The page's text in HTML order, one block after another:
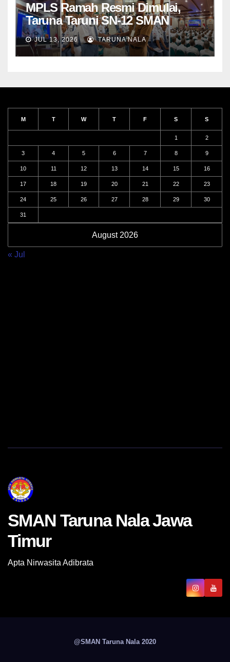
MPLS Ramah Resmi Dimulai,
Taruna Taruni SN-12 SMAN
Taruna Nala Jawa Timur Siap
Menjalani Tahun Ajaran Baru
JUL 13, 2026 TARUNA NALA
August 2026
M T W T F S S
1 2
3 4 5 6 7 8 9
10 11 12 13 14 15 16
17 18 19 20 21 22 23
24 25 26 27 28 29 30
31
« Jul
SMAN Taruna Nala Jawa
Timur
Apta Nirwasita Adibrata
@SMAN Taruna Nala 2020